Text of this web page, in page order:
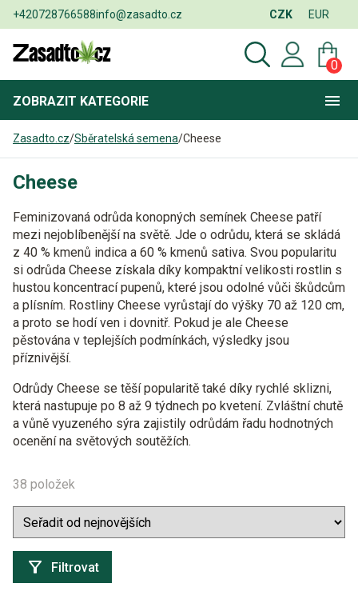
+420728766588info@zasadto.cz CZK EUR
0
ZOBRAZIT KATEGORIE
Zasadto.cz/Sběratelská semena/Cheese
Cheese
Feminizovaná odrůda konopných semínek Cheese patří
mezi nejoblíbenější na světě. Jde o odrůdu, která se skládá
z 40 % kmenů indica a 60 % kmenů sativa. Svou popularitu
si odrůda Cheese získala díky kompaktní velikosti rostlin s
hustou koncentrací pupenů, které jsou odolné vůči škůdcům
a plísním. Rostliny Cheese vyrůstají do výšky 70 až 120 cm,
a proto se hodí ven i dovnitř. Pokud je ale Cheese
pěstována v teplejších podmínkách, výsledky jsou
příznivější.
Odrůdy Cheese se těší popularitě také díky rychlé sklizni,
která nastupuje po 8 až 9 týdnech po kvetení. Zvláštní chutě
a vůně vyuzeného sýra zajistily odrůdám řadu hodnotných
ocenění na světových soutěžích.
38 položek
Filtrovat